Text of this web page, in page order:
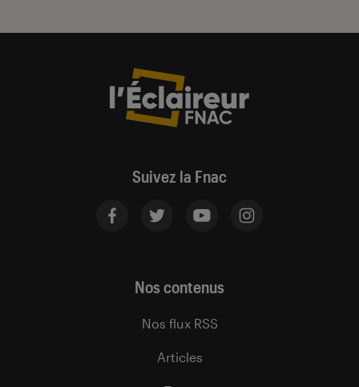
Suivez la Fnac
Nos contenus
Nos flux RSS
Articles